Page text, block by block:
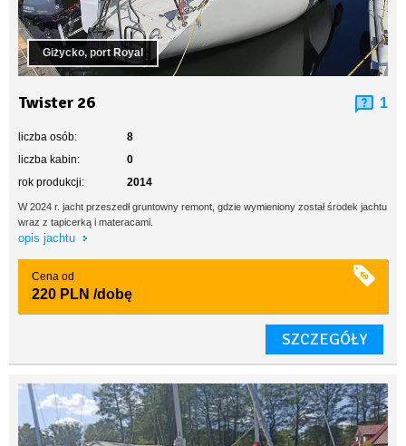
Giżycko, port Royal
Twister 26 1
liczba osób:
8
liczba kabin:
0
rok produkcji:
2014
W 2024 r. jacht przeszedł gruntowny remont, gdzie wymieniony został środek jachtu
wraz z tapicerką i materacami.
opis jachtu
Cena od
220 PLN /dobę
SZCZEGÓŁY